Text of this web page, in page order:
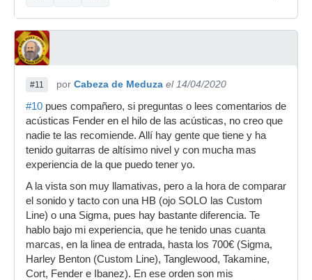
#11 por Cabeza de Meduza el 14/04/2020
#10 pues compañero, si preguntas o lees comentarios de
acústicas Fender en el hilo de las acústicas, no creo que
nadie te las recomiende. Allí hay gente que tiene y ha
tenido guitarras de altísimo nivel y con mucha mas
experiencia de la que puedo tener yo.
A la vista son muy llamativas, pero a la hora de comparar
el sonido y tacto con una HB (ojo SOLO las Custom
Line) o una Sigma, pues hay bastante diferencia. Te
hablo bajo mi experiencia, que he tenido unas cuanta
marcas, en la linea de entrada, hasta los 700€ (Sigma,
Harley Benton (Custom Line), Tanglewood, Takamine,
Cort, Fender e Ibanez). En ese orden son mis